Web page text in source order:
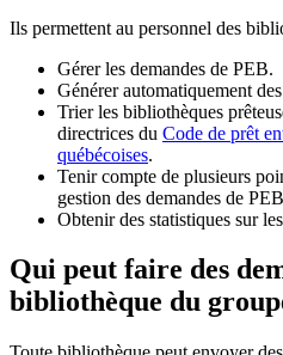
Ils permettent au personnel des
Gérer les demandes de PEB.
Générer automatiquement
Trier les bibliothèques
directrices du Code de prêt
québécoises.
Tenir compte de plusieurs
gestion des demandes de
Obtenir des statistiques sur
Qui peut faire des
bibliothèque du